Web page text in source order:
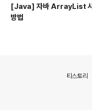
[Java] 자바 ArrayList 사용
방법
티스토리